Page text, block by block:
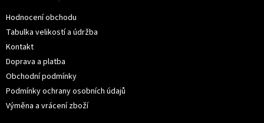
Hodnocení obchodu
Tabulka velikostí a údržba
Kontakt
Doprava a platba
Obchodní podmínky
Podmínky ochrany osobních údajů
Výměna a vrácení zboží